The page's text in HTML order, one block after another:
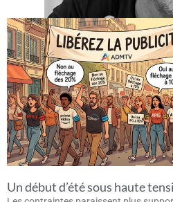
Un début d’été sous haute